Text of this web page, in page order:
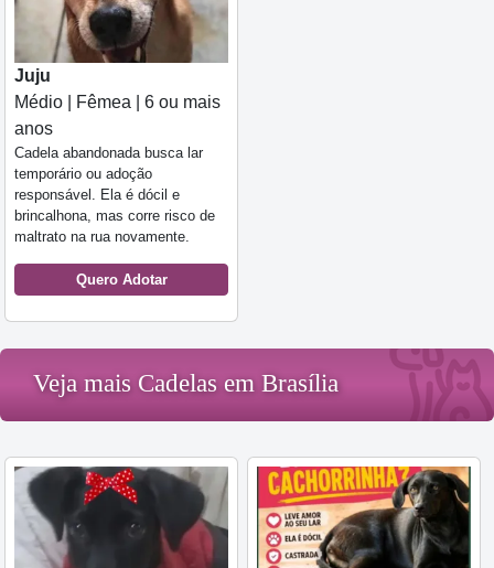
Juju
Médio | Fêmea | 6 ou mais
anos
Cadela abandonada busca lar
temporário ou adoção
responsável. Ela é dócil e
brincalhona, mas corre risco de
maltrato na rua novamente.
Quero Adotar
Veja mais Cadelas em Brasília